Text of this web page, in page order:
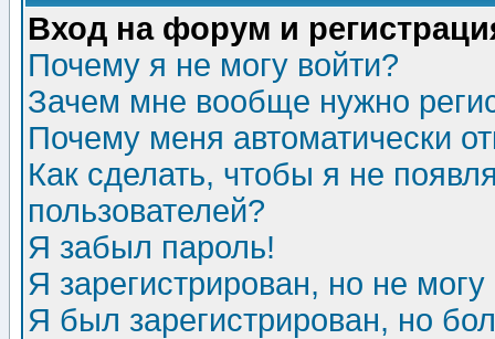
Вход на форум и
Почему я не могу войти?
Зачем мне вообще нужно
Почему меня автоматически
Как сделать, чтобы я не
пользователей?
Я забыл пароль!
Я зарегистрирован, но не могу
Я был зарегистрирован, но